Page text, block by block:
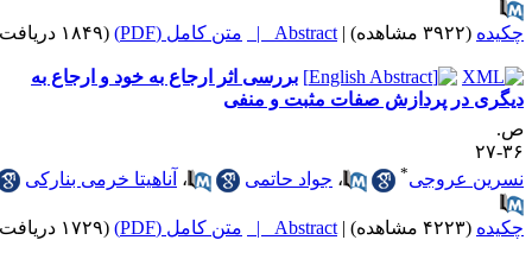
(۳۹۲۲ مشاهده) |
Abstract | متن کامل (PDF) (۱۸۴۹ دریافت)
بررسی اثر ارجاع به خود و ارجاع به
در پردازش صفات مثبت و منفی
۲۷
عروجی
،جواد حاتمی ،آناهیتا خرمی بنارکی
(۴۲۲۳ مشاهده) |
Abstract | متن کامل (PDF) (۱۷۲۹ دریافت)